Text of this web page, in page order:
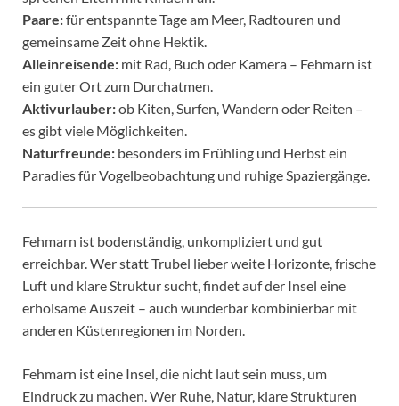
Paare:für entspannte Tage am Meer, Radtouren und
gemeinsame Zeit ohne Hektik.
Alleinreisende: mit Rad, Buch oder Kamera – Fehmarn ist
ein guter Ort zum Durchatmen.
Aktivurlauber:ob Kiten, Surfen, Wandern oder Reiten –
es gibt viele Möglichkeiten.
Naturfreunde: besonders im Frühling und Herbst ein
Paradies für Vogelbeobachtung und ruhige Spaziergänge.
Fehmarn ist bodenständig, unkompliziert und gut
erreichbar. Wer statt Trubel lieber weite Horizonte, frische
Luft und klare Struktur sucht, findet auf der Insel eine
erholsame Auszeit – auch wunderbar kombinierbar mit
anderen Küstenregionen im Norden.
Fehmarn ist eine Insel, die nicht laut sein muss, um
Eindruck zu machen. Wer Ruhe, Natur, klare Strukturen